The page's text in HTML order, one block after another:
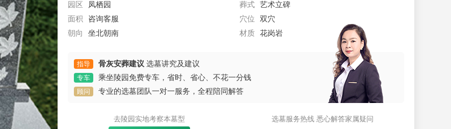
园区
凤栖园 葬式 艺术立碑
面积
咨询客服 穴位 双穴
朝向
坐北朝南 材质 花岗岩
指导 骨灰安葬建议 选墓讲究及建议
专车 乘坐陵园免费专车，省时、省心、不花一分钱
顾问 专业的选墓团队一对一服务，全程陪同解答
去陵园实地考察本墓型
选墓服务热线 悉心解答家属疑问